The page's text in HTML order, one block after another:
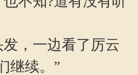
，一边看了厉云
继续。”